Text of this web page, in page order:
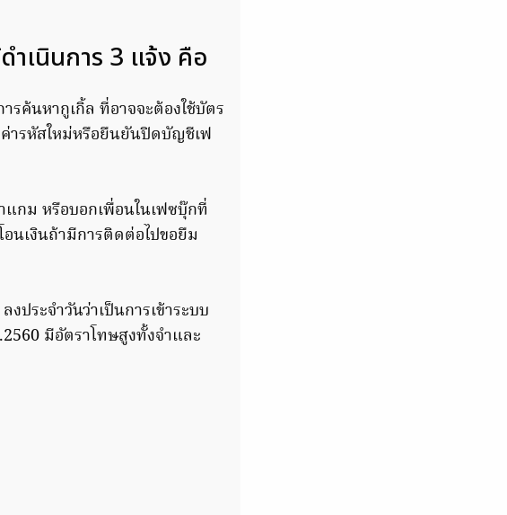
ำเนินการ 3 แจ้ง คือ
รค้นหากูเกิ้ล ที่อาจจะต้องใช้บัตร
ารหัสใหม่หรือยืนยันปิดบัญชีเฟ
แกม หรือบอกเพื่อนในเฟซบุ๊กที่
นเงินถ้ามีการติดต่อไปขอยืม
ประจำวันว่าเป็นการเข้าระบบ
มีอัตราโทษสูงทั้งจำและ